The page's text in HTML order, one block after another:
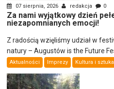
07 sierpnia, 2026 redakcja 0
Za nami wyjątkowy dzień
niezapomnianych emocji!
Z radością wzięliśmy udział w
natury – Augustów is the Future
Aktualności Imprezy Kultura i sztuka